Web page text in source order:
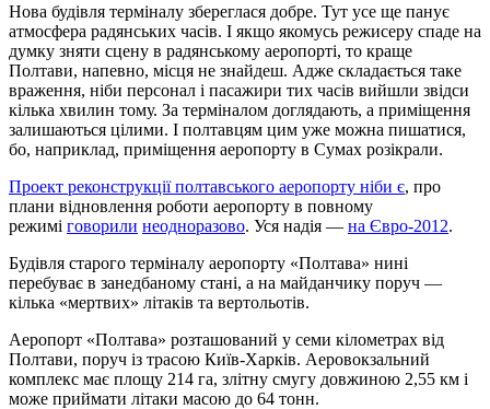
Нова будівля терміналу збереглася добре. Тут усе ще панує
атмосфера радянських часів. І якщо якомусь режисеру спаде на
думку зняти сцену в радянському аеропорті, то краще
Полтави, напевно, місця не знайдеш. Адже складається таке
враження, ніби персонал і пасажири тих часів вийшли звідси
кілька хвилин тому. За терміналом доглядають, а приміщення
залишаються цілими. І полтавцям цим уже можна пишатися,
бо, наприклад, приміщення аеропорту в Сумах розікрали.
Проект реконструкції полтавського аеропорту ніби є, про
плани відновлення роботи аеропорту в повному
режимі говорили неодноразово. Уся надія — на Євро-2012.
Будівля старого терміналу аеропорту «Полтава» нині
перебуває в занедбаному стані, а на майданчику поруч —
кілька «мертвих» літаків та вертольотів.
Аеропорт «Полтава» розташований у семи кілометрах від
Полтави, поруч із трасою Київ-Харків. Аеровокзальний
комплекс має площу 214 га, злітну смугу довжиною 2,55 км і
може приймати літаки масою до 64 тонн.